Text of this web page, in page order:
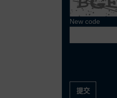
New code
提交